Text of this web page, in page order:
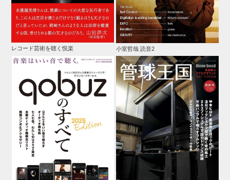
レコード芸術を聴く悦楽 小室哲哉 読音2